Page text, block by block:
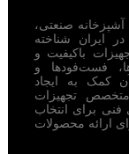
آشپزخانه صنعتی،
ایران شناخته
باکیفیت و
فست‌فودها و
کمک به ایجاد
تجهیزات
فنی برای انتخاب
ارائه محصولات